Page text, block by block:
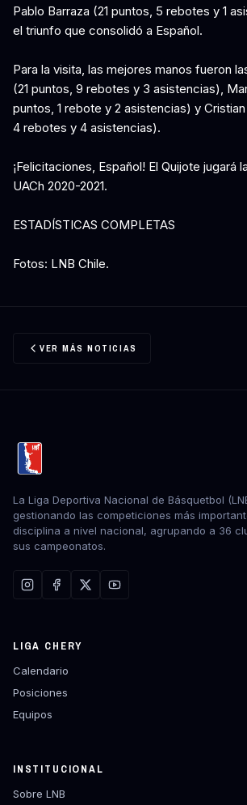
Pablo Barraza (21 puntos, 5 rebotes y 1
el triunfo que consolidó a Español.
Para la visita, las mejores manos fueron
(21 puntos, 9 rebotes y 3 asistencias),
puntos, 1 rebote y 2 asistencias) y
4 rebotes y 4 asistencias).
¡Felicitaciones, Español! El Quijote jugará
UACh 2020-2021.
ESTADÍSTICAS COMPLETAS
Fotos: LNB Chile.
VER MÁS NOTICIAS
La Liga Deportiva Nacional de Básquetbol
gestionando las competiciones más
disciplina a nivel nacional, agrupando a 36
sus campeonatos.
LIGA CHERY
Calendario
Posiciones
Equipos
INSTITUCIONAL
Sobre LNB